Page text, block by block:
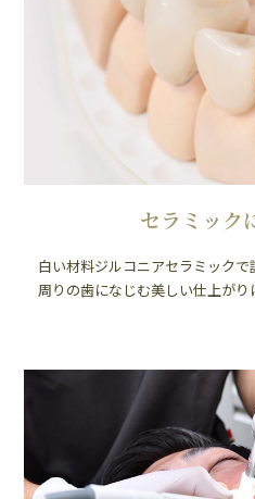
セラミック
白い材料ジルコニアセラミックで
周りの歯になじむ美しい仕上がり